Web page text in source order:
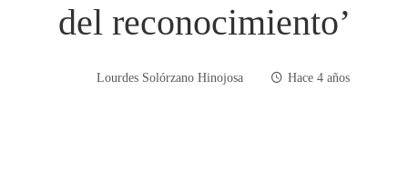
del reconocimiento’
Lourdes Solórzano Hinojosa Hace 4 años